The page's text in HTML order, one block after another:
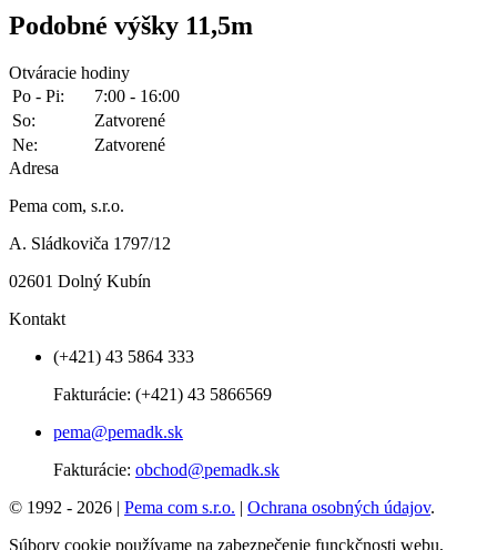
Podobné výšky 11,5m
Otváracie hodiny
Po - Pi:
7:00 - 16:00
So:
Zatvorené
Ne:
Zatvorené
Adresa
Pema com, s.r.o.
A. Sládkoviča 1797/12
02601 Dolný Kubín
Kontakt
(+421) 43 5864 333
Fakturácie: (+421) 43 5866569
pema@pemadk.sk
Fakturácie: obchod@pemadk.sk
© 1992 - 2026 | Pema com s.r.o. | Ochrana osobných údajov.
Súbory cookie používame na zabezpečenie funckčnosti webu,